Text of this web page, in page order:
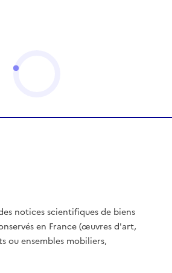
notices scientifiques de biens
en France (œuvres d'art,
ou ensembles mobiliers,